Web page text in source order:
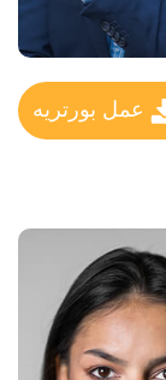
عمل بورتريه